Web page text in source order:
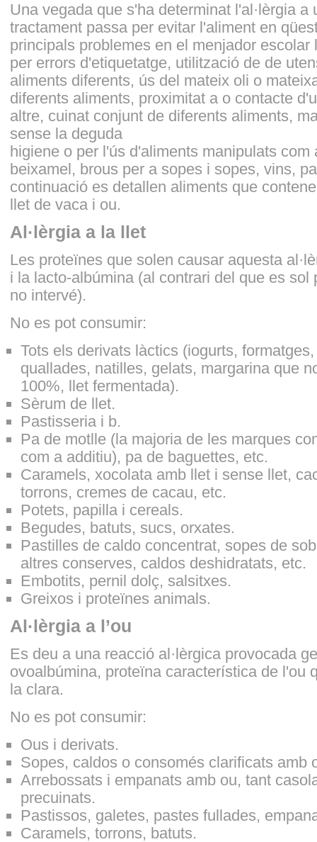
Una vegada que s'ha determinat l'al·lèrgia a
tractament passa per evitar l'aliment en
principals problemes en el menjador escolar
per errors d'etiquetatge, utilització de de
aliments diferents, ús del mateix oli o
diferents aliments, proximitat a o contacte
altre, cuinat conjunt de diferents aliments,
sense la deguda
higiene o per l'ús d'aliments manipulats com
beixamel, brous per a sopes i sopes, vins,
continuació es detallen aliments que
llet de vaca i ou.
Al·lèrgia a la llet
Les proteïnes que solen causar aquesta
i la lacto-albúmina (al contrari del que es sol
no intervé).
No es pot consumir:
Tots els derivats làctics (iogurts,
quallades, natilles, gelats, margarina que
100%, llet fermentada).
Sèrum de llet.
Pastisseria i b.
Pa de motlle (la majoria de les marques
com a additiu), pa de baguettes, etc.
Caramels, xocolata amb llet i sense llet,
torrons, cremes de cacau, etc.
Potets, papilla i cereals.
Begudes, batuts, sucs, orxates.
Pastilles de caldo concentrat, sopes de
altres conserves, caldos deshidratats, etc.
Embotits, pernil dolç, salsitxes.
Greixos i proteïnes animals.
Al·lèrgia a l’ou
Es deu a una reacció al·lèrgica provocada
ovoalbúmina, proteïna característica de l'ou
la clara.
No es pot consumir:
Ous i derivats.
Sopes, caldos o consomés clarificats amb
Arrebossats i empanats amb ou, tant
precuinats.
Pastissos, galetes, pastes fullades,
Caramels, torrons, batuts.